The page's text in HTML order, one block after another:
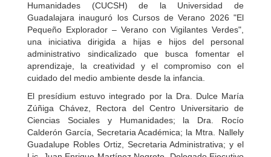
Humanidades (CUCSH) de la Universidad de
Guadalajara inauguró los Cursos de Verano 2026 "El
Pequeño Explorador – Verano con Vigilantes Verdes",
una iniciativa dirigida a hijas e hijos del personal
administrativo sindicalizado que busca fomentar el
aprendizaje, la creatividad y el compromiso con el
cuidado del medio ambiente desde la infancia.
El presídium estuvo integrado por la Dra. Dulce María
Zúñiga Chávez, Rectora del Centro Universitario de
Ciencias Sociales y Humanidades; la Dra. Rocío
Calderón García, Secretaria Académica; la Mtra. Nallely
Guadalupe Robles Ortiz, Secretaria Administrativa; y el